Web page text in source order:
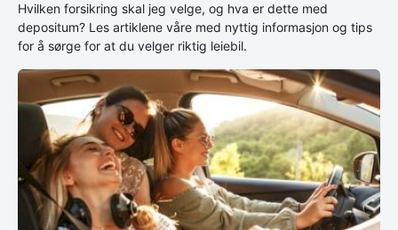
Hvilken forsikring skal jeg velge, og hva er dette med
depositum? Les artiklene våre med nyttig informasjon og tips
for å sørge for at du velger riktig leiebil.